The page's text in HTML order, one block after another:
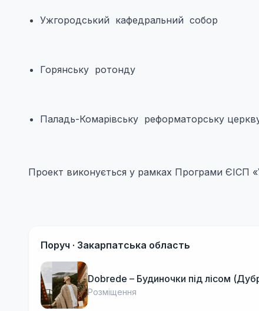
Ужгородський кафедральний собор
Горянську ротонду
Паладь-Комарівську реформаторську
Проект виконується у рамках Програми ЄІСП
Поруч · Закарпатська область
Dobrede – Будиночки під лісом
Розміщення